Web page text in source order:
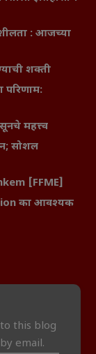
: आजच्या
शक्ती
परिणाम:
महत्त्व
सोशल
[FFME]
का आवश्यक
this blog
email.